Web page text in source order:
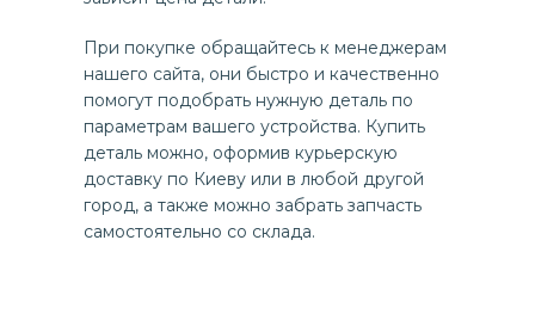
При покупке обращайтесь к менеджерам
нашего сайта, они быстро и качественно
помогут подобрать нужную деталь по
параметрам вашего устройства. Купить
деталь можно, оформив курьерскую
доставку по Киеву или в любой другой
город, а также можно забрать запчасть
самостоятельно со склада.